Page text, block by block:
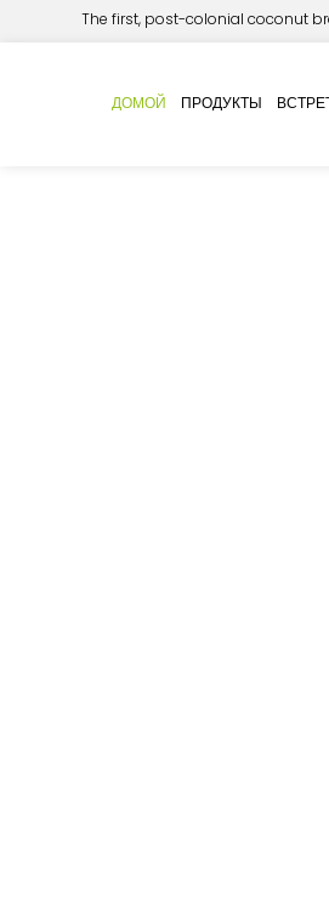
The first, post-colonial coconut
ДОМОЙ ПРОДУКТЫ